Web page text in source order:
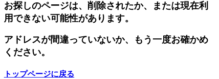
お探しのページは、削除されたか、または現在利
用できない可能性があります。
アドレスが間違っていないか、もう一度お確かめ
ください。
トップページに戻る